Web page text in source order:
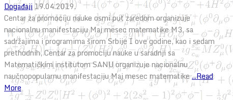
Događaji19.04.2019.
Centar za promociju nauke osmi put zaredom organizuje
nacionalnu manifestaciju Maj mesec matematike M3, sa
sadržajima i programima širom Srbije I ove godine, kao i sedam
prethodnih, Centar za promociju nauke u saradnji sa
Matematičkim institutom SANU organizuje nacionalnu
naučnopopularnu manifestaciju Maj mesec matematike...Read
More